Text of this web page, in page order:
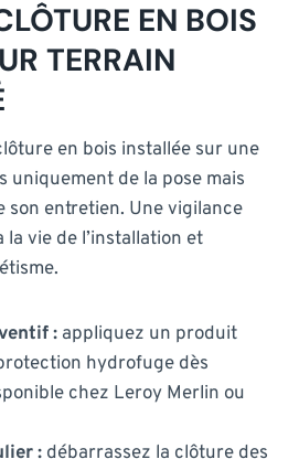
EN BOIS
TERRAIN
en bois installée sur une
uniquement de la pose mais
son entretien. Une vigilance
vie de l’installation et
: appliquez un produit
hydrofuge dès
chez Leroy Merlin ou
: débarrassez la clôture des